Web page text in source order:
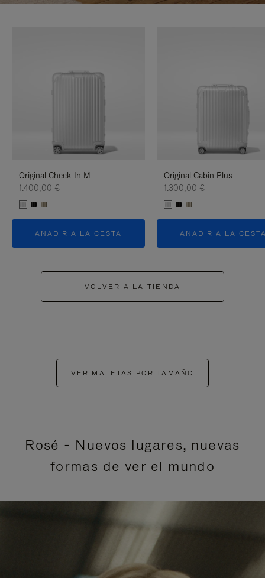
Original Check-In M
1.400,00 €
AÑADIR A LA CESTA
Original Cabin Plus
1.300,00 €
AÑADIR A LA
VOLVER A LA TIENDA
VER MALETAS POR TAMAÑO
Rosé - Nuevos lugares, nuevas
formas de ver el mundo